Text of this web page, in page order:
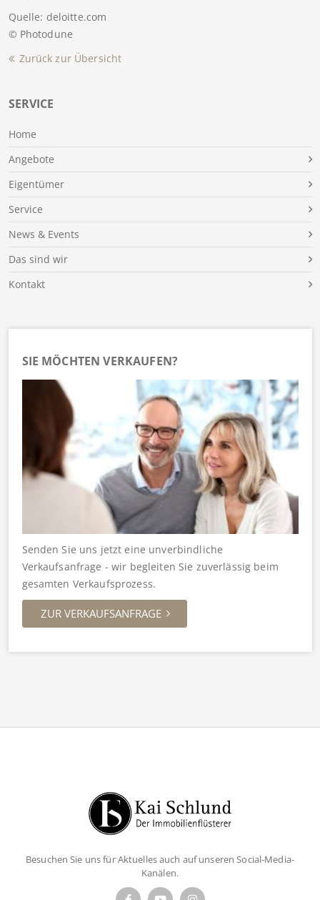
SERVICE
Home
Angebote
Eigentümer
Service
News & Events
Das sind wir
Kontakt
SIE MÖCHTEN VERKAUFEN?
Senden Sie uns jetzt eine unverbindliche
Verkaufsanfrage - wir begleiten Sie zuverlässig beim
gesamten Verkaufsprozess.
ZUR VERKAUFSANFRAGE
Quelle: deloitte.com
© Photodune
Zurück zur Übersicht
Besuchen Sie uns für Aktuelles auch auf unseren Social-Media-
Kanälen.